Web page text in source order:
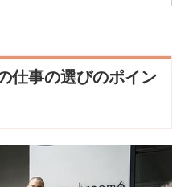
仕事の選びのポイン